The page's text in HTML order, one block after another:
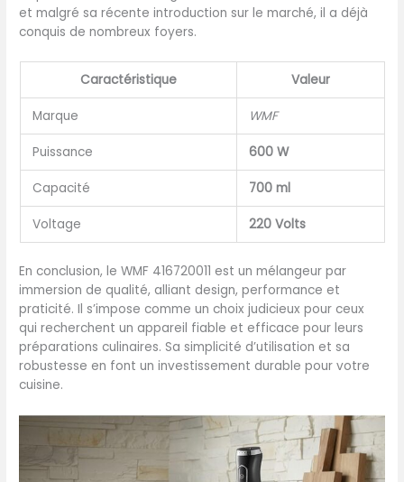
et malgré sa récente introduction sur le marché, il a déjà
conquis de nombreux foyers.
Caractéristique Valeur
Marque WMF
Puissance 600 W
Capacité 700 ml
Voltage 220 Volts
En conclusion, le WMF 416720011 est un mélangeur par
immersion de qualité, alliant design, performance et
praticité. Il s’impose comme un choix judicieux pour ceux
qui recherchent un appareil fiable et efficace pour leurs
préparations culinaires. Sa simplicité d’utilisation et sa
robustesse en font un investissement durable pour votre
cuisine.